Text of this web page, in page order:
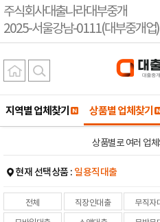
주식회사대출나라대부중개
2025-서울강남-0111(대부중개업)
지역별 업체찾기 상품별 업체찾기
상품별로 여러 업
현재 선택상품 : 일용직대출
전체 직장인대출 무직자